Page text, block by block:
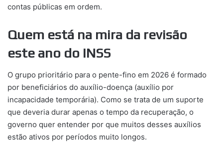
contas públicas em ordem.
Quem está na mira da revisão
este ano do INSS
O grupo prioritário para o pente-fino em 2026 é formado
por beneficiários do auxílio-doença (auxílio por
incapacidade temporária). Como se trata de um suporte
que deveria durar apenas o tempo da recuperação, o
governo quer entender por que muitos desses auxílios
estão ativos por períodos muito longos.